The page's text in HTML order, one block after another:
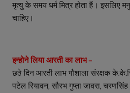
मृत्यु के समय धर्म मित्र होता हैं। इसलिए
चाहिए।
इन्होने लिया आरती का लाभ –
छठे दिन आरती लाभ गौशाला संरक्षक
पटेल रियावन, सौरभ गुप्ता जावरा, चरणसिंह